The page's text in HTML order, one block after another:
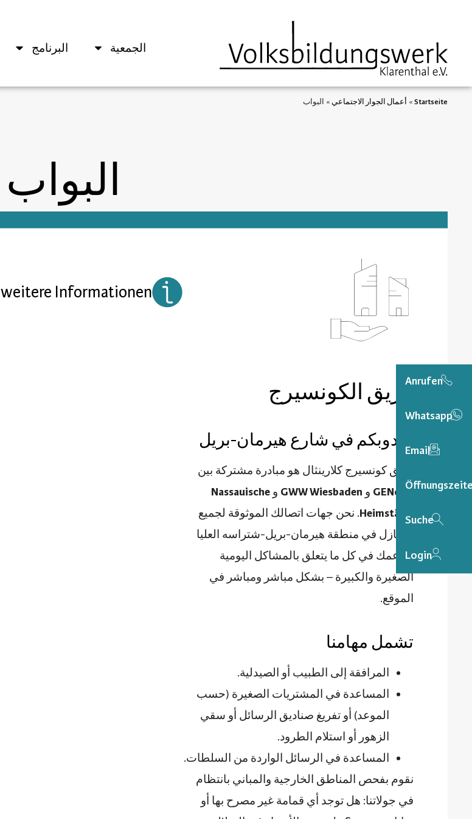
الجمعية البرنامج
Anrufen
Whatsapp
Email
Suche
Login
Startseite
» أعمال الجوار الاجتماعي » البواب
البواب
فريق الكونسيرج
مندوبكم في شارع هيرمان-بريل
فريق كونسيرج كلارينثال هو مبادرة مشتركة بين
GENo50 و GWW Wiesbaden و Nassauische
Heimstätte. نحن جهات اتصالك الموثوقة لجميع
المنازل في منطقة هيرمان-بريل-شتراسه العليا
وندعمك في كل ما يتعلق بالمشاكل اليومية
الصغيرة والكبيرة – بشكل مباشر ومباشر في
الموقع.
تشمل مهامنا
المرافقة إلى الطبيب أو الصيدلية.
المساعدة في المشتريات الصغيرة (حسب
الموعد) أو تفريغ صناديق الرسائل أو سقي
الزهور أو استلام الطرود.
المساعدة في الرسائل الواردة من السلطات.
نقوم بفحص المناطق الخارجية والمباني بانتظام
في جولاتنا: هل توجد أي قمامة غير مصرح بها أو
weitere Informationen